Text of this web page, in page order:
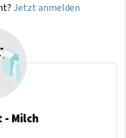
Jetzt anmelden
Milch